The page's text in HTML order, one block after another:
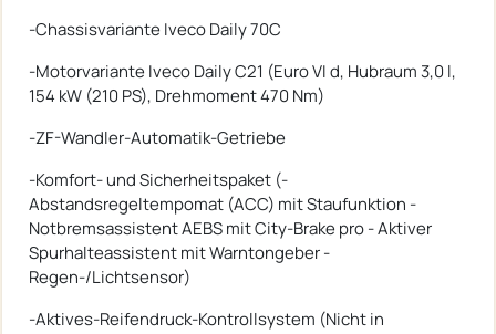
-Chassisvariante Iveco Daily 70C
-Motorvariante Iveco Daily C21 (Euro VI d, Hubraum 3,0 l,
154 kW (210 PS), Drehmoment 470 Nm)
-ZF-Wandler-Automatik-Getriebe
-Komfort- und Sicherheitspaket (-
Abstandsregeltempomat (ACC) mit Staufunktion -
Notbremsassistent AEBS mit City-Brake pro - Aktiver
Spurhalteassistent mit Warntongeber -
Regen-/Lichtsensor)
-Aktives-Reifendruck-Kontrollsystem (Nicht in